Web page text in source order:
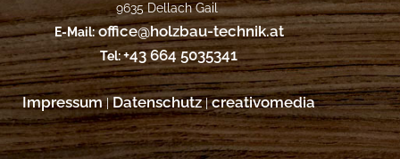
9635 Dellach Gail
E-Mail:office@holzbau-technik.at
Tel:+43 664 5035341
Impressum|Datenschutz|creativomedia